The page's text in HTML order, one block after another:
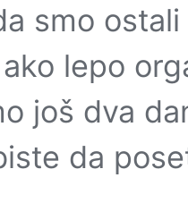
smo
lepo
još dva
da